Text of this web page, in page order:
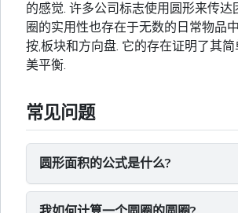
的感觉. 许多公司标志使用圆形来传达
圈的实用性也存在于无数的日常物品
按,板块和方向盘. 它的存在证明了其
美平衡.
常见问题
圆形面积的公式是什么?